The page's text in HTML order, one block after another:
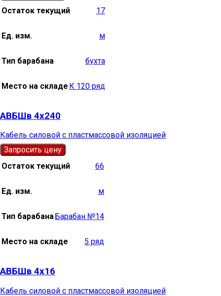
Остаток текущий
17
Ед. изм. м
Тип барабана бухта
Место на складе К 120 ряд
АВБШв 4х240
Кабель силовой с пластмассовой изоляцией
Запросить цену
Остаток текущий
66
Ед. изм. м
Тип барабана Барабан №14
Место на складе 5 ряд
АВБШв 4х16
Кабель силовой с пластмассовой изоляцией